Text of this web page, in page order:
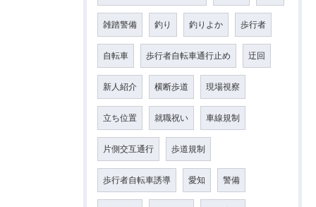
雑踏警備 釣り 釣りよか 歩行者
自転車 歩行者自転車通行止め 迂回
新人紹介 横断歩道 現場視察
立ち位置 就職祝い 車線規制
片側交互通行 歩道規制
歩行者自転車誘導 愛知 警備